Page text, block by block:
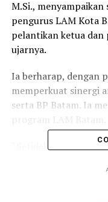
M.Si.,
pengurus LAM Kota
pelantikan ketua dan
ujarnya.
Ia berharap, dengan
memperkuat sinergi
serta BP Batam. Ia
“Setidaknya ada
Dalam proses